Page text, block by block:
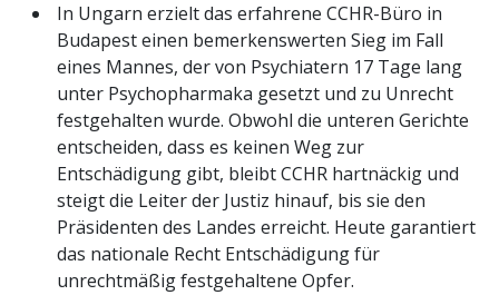
In Ungarn erzielt das erfahrene CCHR-Büro in
Budapest einen bemerkenswerten Sieg im Fall
eines Mannes, der von Psychiatern 17 Tage lang
unter Psychopharmaka gesetzt und zu Unrecht
festgehalten wurde. Obwohl die unteren Gerichte
entscheiden, dass es keinen Weg zur
Entschädigung gibt, bleibt CCHR hartnäckig und
steigt die Leiter der Justiz hinauf, bis sie den
Präsidenten des Landes erreicht. Heute garantiert
das nationale Recht Entschädigung für
unrechtmäßig festgehaltene Opfer.